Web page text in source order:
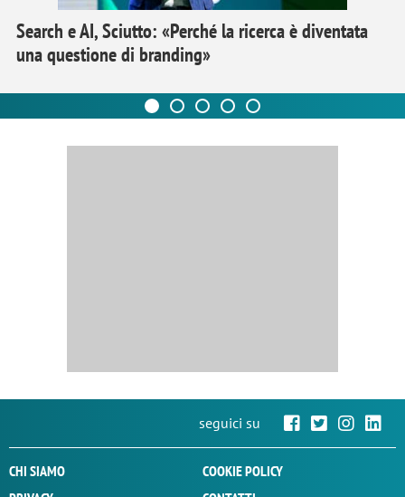
Search e AI, Sciutto: «Perché la ricerca è diventata
una questione di branding»
seguici su
CHI SIAMO
COOKIE POLICY